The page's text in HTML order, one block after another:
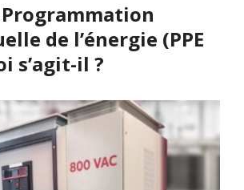
de l’énergie (PPE
s’agit-il ?